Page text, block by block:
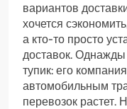
вариантов
хочется
а кто-то просто
доставок.
тупик: его
автомобильным
перевозок растет.